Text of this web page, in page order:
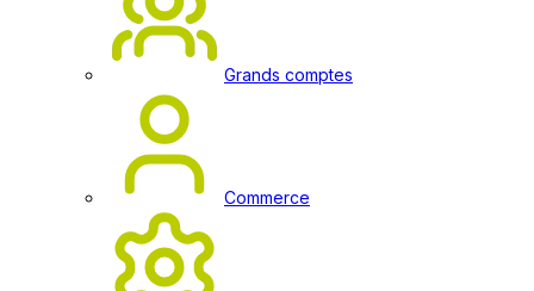
Grands comptes
Commerce